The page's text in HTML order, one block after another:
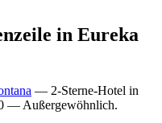
in Eureka
— 2-Sterne-Hotel in
— Außergewöhnlich.